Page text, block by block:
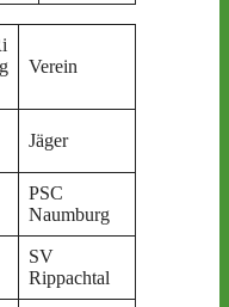
Verein
Jäger
PSC
Naumburg
SV
Rippachtal